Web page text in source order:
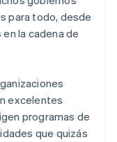
para todo, desde
la cadena de
excelentes
programas de
que quizás